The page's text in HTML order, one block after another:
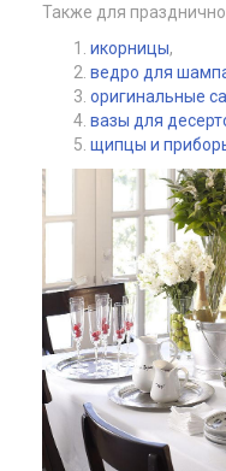
Также для
икорницы,
ведро для
оригинальные
вазы для
щипцы и